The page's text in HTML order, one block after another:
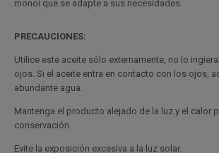
monoi que se adapte a sus necesidades.
PRECAUCIONES:
Utilice este aceite sólo externamente, no lo
ojos. Si el aceite entra en contacto con los ojos,
abundante agua.
Mantenga el producto alejado de la luz y el calor
conservación.
Evite la exposición excesiva a la luz solar.